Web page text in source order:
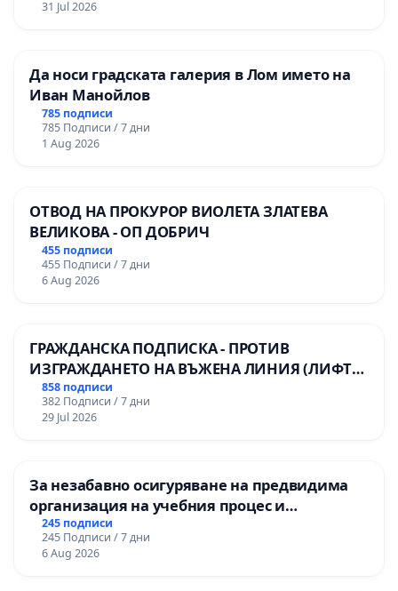
31 Jul 2026
Да носи градската галерия в Лом името на
Иван Манойлов
785 подписи
785 Подписи / 7 дни
1 Aug 2026
ОТВОД НА ПРОКУРОР ВИОЛЕТА ЗЛАТЕВА
ВЕЛИКОВА - ОП ДОБРИЧ
455 подписи
455 Подписи / 7 дни
6 Aug 2026
ГРАЖДАНСКА ПОДПИСКА - ПРОТИВ
ИЗГРАЖДАНЕТО НА ВЪЖЕНА ЛИНИЯ (ЛИФТ)
НА ТЕРИТОРИЯТА НА ПРИРОДНА
ЗАБЕЛЕЖИТЕЛНОСТ „ХЪЛМ НА
ОСВОБОДИТЕЛИТЕ“ (БУНАРДЖИК)
858 подписи
382 Подписи / 7 дни
29 Jul 2026
За незабавно осигуряване на предвидима
организация на учебния процес и
гарантиране на правото на равнопоставено
и качествено образование на учениците от
ОУ „Княз Александър I“ и Хуманитарна
245 подписи
245 Подписи / 7 дни
6 Aug 2026